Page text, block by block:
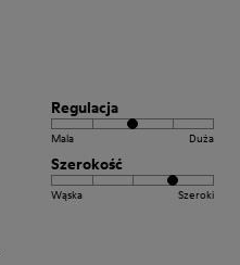
Regulacja
Mala Duża
Szerokość
Wąska Szeroki